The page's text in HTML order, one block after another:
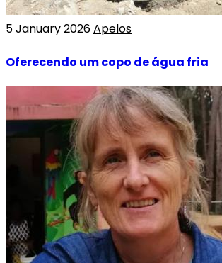
5 January 2026Apelos
Oferecendo um copo de água fria